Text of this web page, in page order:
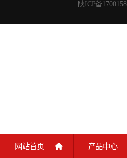
陕ICP备
网站首页 产品中心